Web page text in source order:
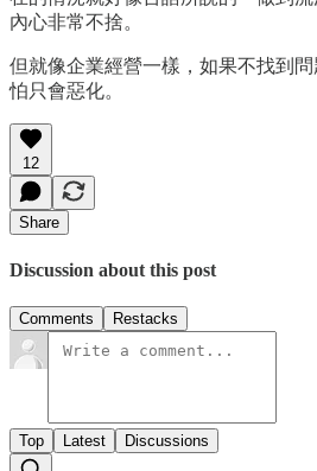
內心非常不捨。
但就像企業經營一樣，如果不找到
怕只會惡化。
12
Share
Discussion about this post
Comments Restacks
Top Latest Discussions